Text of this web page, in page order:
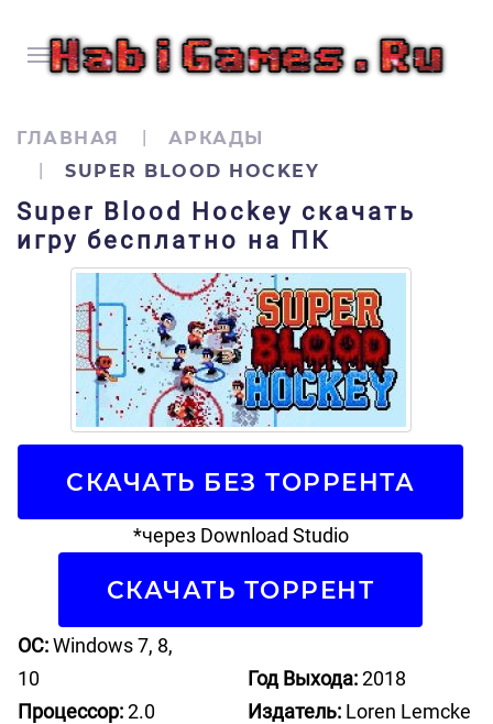
ГЛАВНАЯ
АРКАДЫ
SUPER BLOOD HOCKEY
Super Blood Hockey скачать
игру бесплатно на ПК
СКАЧАТЬ БЕЗ ТОРРЕНТА
*через Download Studio
СКАЧАТЬ ТОРРЕНТ
ОС:Windows 7, 8,
10
Процессор:2.0
Год Выхода:2018
Издатель: Loren Lemcke